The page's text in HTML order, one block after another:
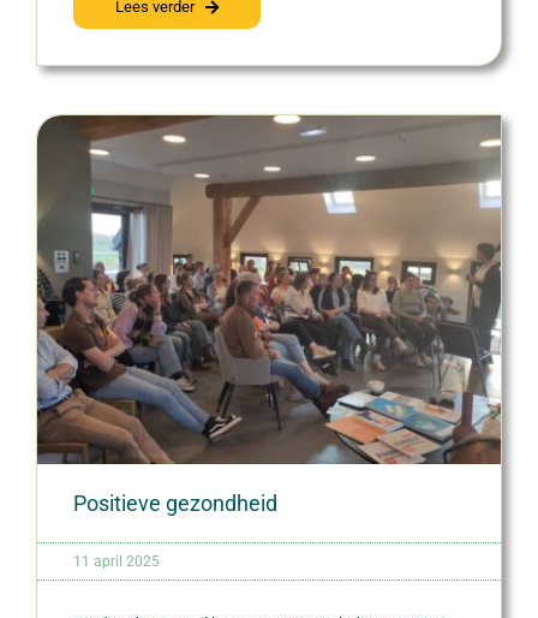
Lees verder
Positieve gezondheid
11 april 2025